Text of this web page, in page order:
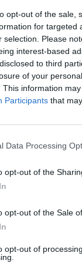
opt-out of the sale,
for targeted
selection. Please
interest-based
to third
of your
This information
Participants that
Data Processing
opt-out of the
opt-out of the Sale
opt-out of
el
del
es
servicios
señalado la
presencia
Njuko. El
una compañía
real.
running en el
compañía ha
. “No